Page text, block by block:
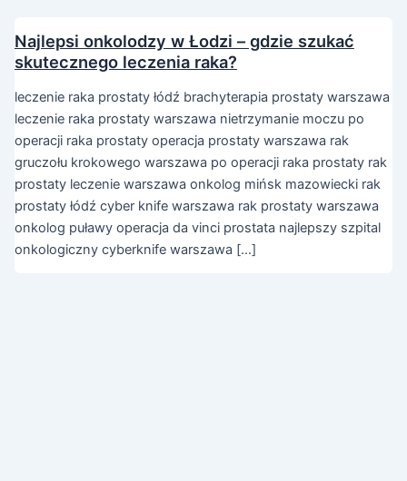
Najlepsi onkolodzy w Łodzi – gdzie szukać
skutecznego leczenia raka?
leczenie raka prostaty łódź brachyterapia prostaty warszawa
leczenie raka prostaty warszawa nietrzymanie moczu po
operacji raka prostaty operacja prostaty warszawa rak
gruczołu krokowego warszawa po operacji raka prostaty rak
prostaty leczenie warszawa onkolog mińsk mazowiecki rak
prostaty łódź cyber knife warszawa rak prostaty warszawa
onkolog puławy operacja da vinci prostata najlepszy szpital
onkologiczny cyberknife warszawa […]